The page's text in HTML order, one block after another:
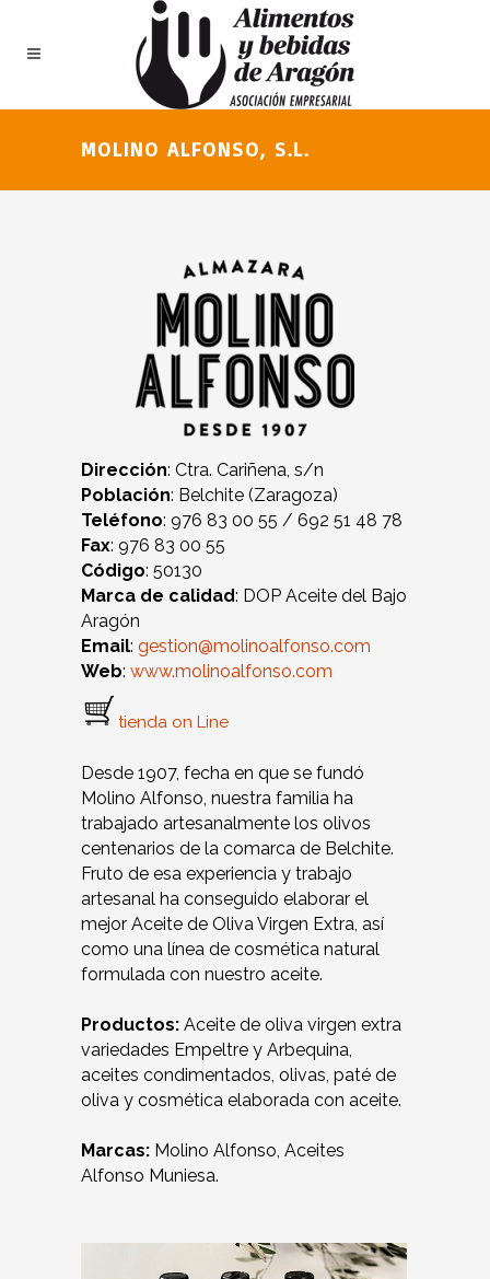
MOLINO ALFONSO, S.L.
Dirección: Ctra. Cariñena, s/n
Población: Belchite (Zaragoza)
Teléfono: 976 83 00 55 / 692 51 48 78
Fax: 976 83 00 55
Código: 50130
Marca de calidad: DOP Aceite del Bajo
Aragón
Email: gestion@molinoalfonso.com
Web: www.molinoalfonso.com
tienda on Line
Desde 1907, fecha en que se fundó
Molino Alfonso, nuestra familia ha
trabajado artesanalmente los olivos
centenarios de la comarca de Belchite.
Fruto de esa experiencia y trabajo
artesanal ha conseguido elaborar el
mejor Aceite de Oliva Virgen Extra, así
como una línea de cosmética natural
formulada con nuestro aceite.
Productos: Aceite de oliva virgen extra
variedades Empeltre y Arbequina,
aceites condimentados, olivas, paté de
oliva y cosmética elaborada con aceite.
Marcas: Molino Alfonso, Aceites
Alfonso Muniesa.